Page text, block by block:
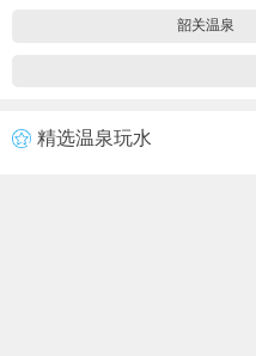
韶关温泉
精选温泉玩水